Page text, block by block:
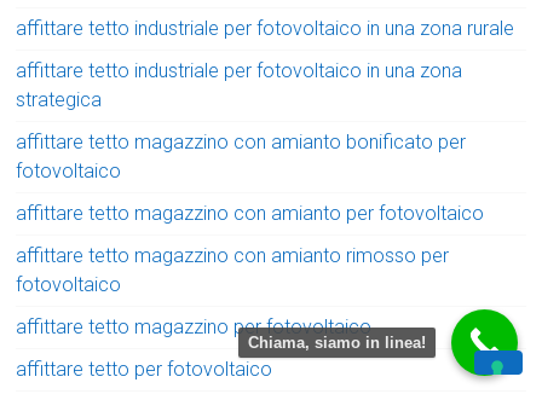
affittare tetto industriale per fotovoltaico in una zona rurale
affittare tetto industriale per fotovoltaico in una zona
strategica
affittare tetto magazzino con amianto bonificato per
fotovoltaico
affittare tetto magazzino con amianto per fotovoltaico
affittare tetto magazzino con amianto rimosso per
fotovoltaico
affittare tetto magazzino per fotovoltaico
affittare tetto per fotovoltaico
Chiama, siamo in linea!